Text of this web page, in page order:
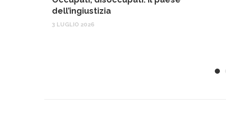
dell’ingiustizia
3 LUGLIO 2026